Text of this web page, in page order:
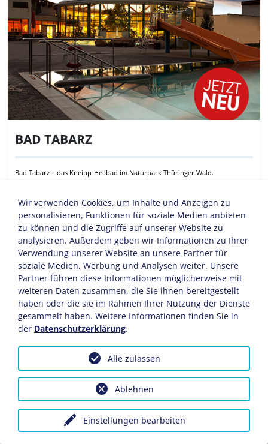
BAD TABARZ
Bad Tabarz – das Kneipp-Heilbad im Naturpark Thüringer Wald.
Hier können Sie Energie auftanken und neue Kräfte sammeln.
PROGRAMMINFORMATIONEN
MUSKELAUFBAU.SPEZIAL 2026
GESUNDHEITSWANDERN.SPEZIAL 2026
DIE AKTIVWOCHE.DAS ORIGINAL 2026
Kundenzufriedenheit
5.7
p.P. 6 Ü
Wir verwenden Cookies, um Inhalte und Anzeigen zu
personalisieren, Funktionen für soziale Medien anbieten
zu können und die Zugriffe auf unserer Website zu
analysieren. Außerdem geben wir Informationen zu Ihrer
Verwendung unserer Website an unsere Partner für
soziale Medien, Werbung und Analysen weiter. Unsere
Partner führen diese Informationen möglicherweise mit
weiteren Daten zusammen, die Sie ihnen bereitgestellt
haben oder die sie im Rahmen Ihrer Nutzung der Dienste
gesammelt haben. Weitere Informationen finden Sie in
der Datenschutzerklärung.
Einstellungen bearbeiten
Ablehnen
Alle zulassen